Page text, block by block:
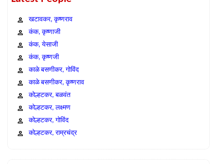
खटावकर, कृष्णराव
कंक, कृष्णाजी
कंक, येसाजी
कंक, कृष्णजी
काळे बसणीकर, गोविंद
काळे बसणीकर, कृष्णराव
कोल्हटकर, बळवंत
कोल्हटकर, लक्ष्मण
कोल्हटकर, गोविंद
कोल्हटकर, राम्रचंद्र